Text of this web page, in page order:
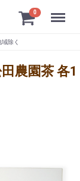
0
域除く
Menu
農園茶 各1